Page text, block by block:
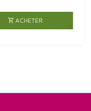
ACHETER